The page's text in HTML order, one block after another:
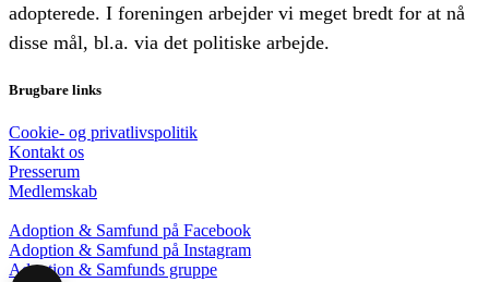
adopterede. I foreningen arbejder vi meget bredt for at nå
disse mål, bl.a. via det politiske arbejde.
Brugbare links
Cookie- og privatlivspolitik
Kontakt os
Presserum
Medlemskab
Adoption & Samfund på Facebook
Adoption & Samfund på Instagram
Adoption & Samfunds gruppe